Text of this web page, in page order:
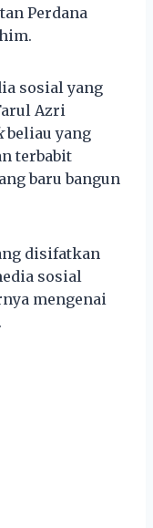
Perdana
sosial yang
Azri
beliau yang
terbabit
baru bangun
disifatkan
sosial
mengenai